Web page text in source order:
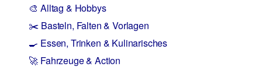
🎨 Alltag & Hobbys
✂️ Basteln, Falten & Vorlagen
🍳 Essen, Trinken & Kulinarisches
🚀 Fahrzeuge & Action